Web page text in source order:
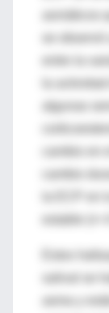
se
algunas
cambio
Estos